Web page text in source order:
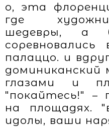
о, эта
где
шедевры, а
палаццо. и
доминиканский
глазами и
"покайтесь!" –
на площадях.
идолы, ваши